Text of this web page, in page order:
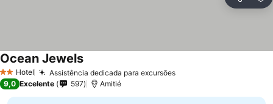
2 Estrelas
Hotel Assistência dedicada para excursões
Ocean Jewels
9,0 Excelente 597 Amitié